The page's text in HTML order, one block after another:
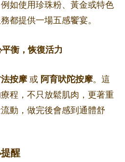
如使用珍珠粉、黃金或特色
都提供一場五感饗宴。
衡，恢復活力
按摩或 阿育吠陀按摩。這
程，不只放鬆肌肉，更著重
動，做完後會感到通體舒
醒